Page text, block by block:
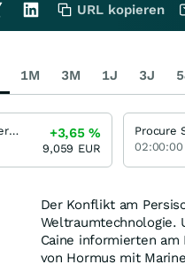
Der Konflikt am
Weltraumtechnologie.
Caine informierten
von Hormus mit
URL kopieren
1M 3M 1J 3J
iShares Global Aerospace & Defence UCITS ETF
+3,65%
9,059 EUR
Procure
02:00:00